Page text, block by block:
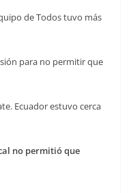
de Todos tuvo más
para no permitir que
Ecuador estuvo cerca
no permitió que